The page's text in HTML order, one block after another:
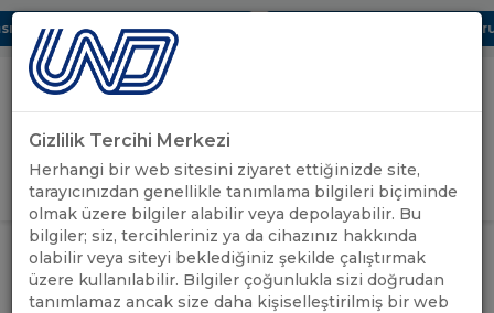
Dijital UBAK Bölümü Hakkında UND, Yunanistan Vize
Uluslararası Nakliyeciler Derneği
GİRİŞ YAP
ANASAYFA /
ÖNEMLİ
DUYURULAR
/
DÖNEMSEL OLARAK KULLANIMA
AÇILAN MACARİSTAN İKİLİ GEÇİŞ
BELGELERİ TÜKENDİ
Gizlilik Tercihi Merkezi
Herhangi bir web sitesini ziyaret ettiğinizde site,
tarayıcınızdan genellikle tanımlama bilgileri biçiminde
olmak üzere bilgiler alabilir veya depolayabilir. Bu
bilgiler; siz, tercihleriniz ya da cihazınız hakkında
olabilir veya siteyi beklediğiniz şekilde çalıştırmak
üzere kullanılabilir. Bilgiler çoğunlukla sizi doğrudan
tanımlamaz ancak size daha kişiselleştirilmiş bir web